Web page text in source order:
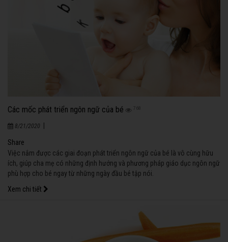
Các mốc phát triển ngôn ngữ của bé 768
8/21/2020
Share
Việc nắm được các giai đoạn phát triển ngôn ngữ của bé là vô cùng hữu
ích, giúp cha mẹ có những định hướng và phương pháp giáo dục ngôn ngữ
phù hợp cho bé ngay từ những ngày đầu bé tập nói.
Xem chi tiết